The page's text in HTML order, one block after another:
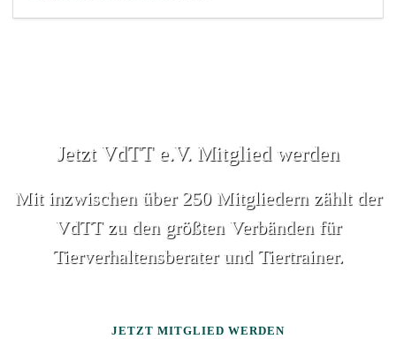
Jetzt VdTT e.V. Mitglied werden
Mit inzwischen über 250 Mitgliedern zählt der
VdTT zu den größten Verbänden für
Tierverhaltensberater und Tiertrainer.
JETZT MITGLIED WERDEN